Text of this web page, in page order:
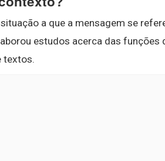
a que a mensagem se
estudos acerca das funções
textos.